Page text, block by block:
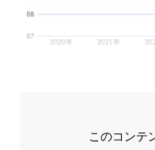
このコンテ